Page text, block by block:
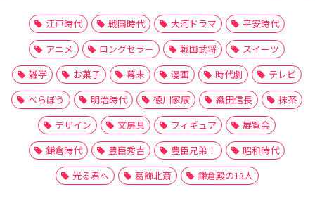
江戸時代 戦国時代 大河ドラマ
平安時代
アニメ
ロングセラー 戦国武将
スイーツ
雑学
お菓子 幕末 漫画 時代劇
テレビ
べらぼう
明治時代 徳川家康 織田信長
抹茶
デザイン
文房具 フィギュア
展覧会
鎌倉時代
豊臣秀吉 豊臣兄弟！
昭和時代
光る君へ
葛飾北斎 鎌倉殿の13人